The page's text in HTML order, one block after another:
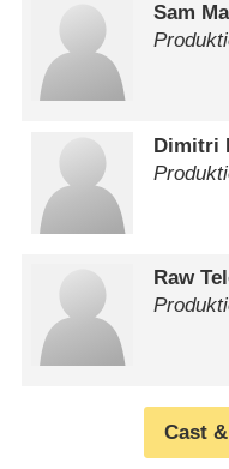
Sam
Dimitri
Raw
Cast